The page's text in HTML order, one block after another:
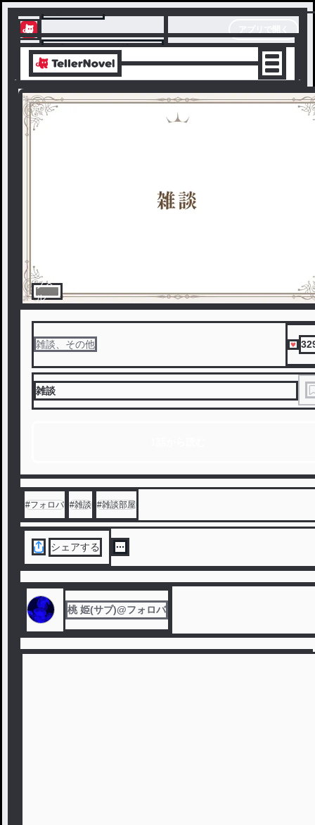
テラーノベル
アプリでサクサク楽しめる
ノベ
ル
雑談、その他
雑談
#フォロバ #雑談 #雑談部屋
シェアする
桃 姫(サブ)@フォロバ